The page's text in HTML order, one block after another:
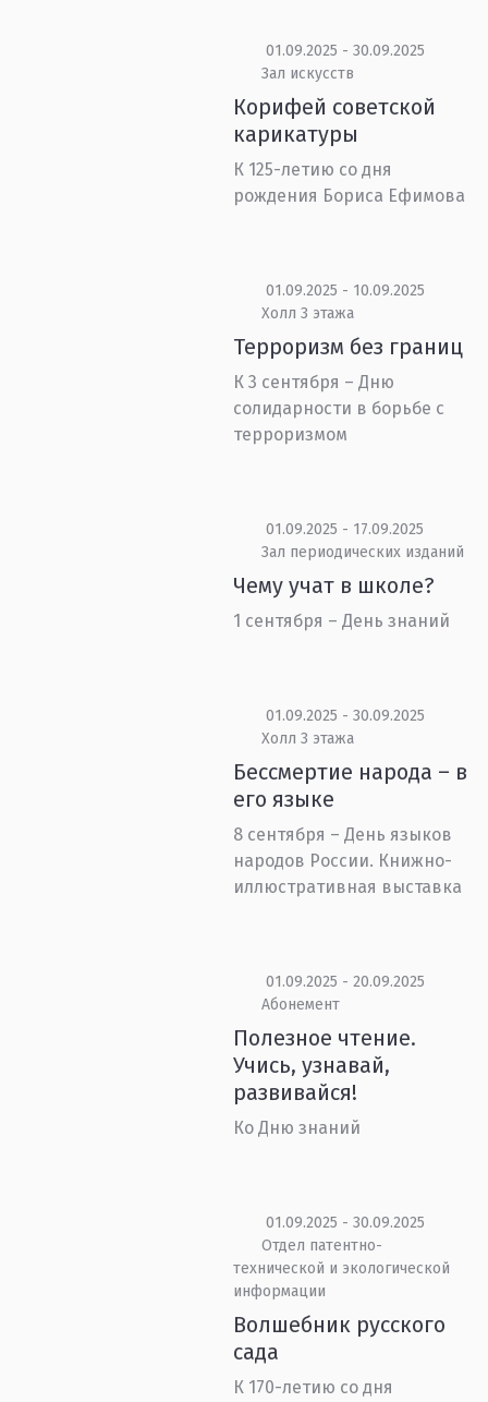
01.09.2025 - 30.09.2025
Зал искусств
Корифей советской
карикатуры
К 125-летию со дня
рождения Бориса Ефимова
01.09.2025 - 10.09.2025
Холл 3 этажа
Терроризм без границ
К 3 сентября – Дню
солидарности в борьбе с
терроризмом
01.09.2025 - 17.09.2025
Зал периодических изданий
Чему учат в школе?
1 сентября – День знаний
01.09.2025 - 30.09.2025
Холл 3 этажа
Бессмертие народа – в
его языке
8 сентября – День языков
народов России. Книжно-
иллюстративная выставка
01.09.2025 - 20.09.2025
Абонемент
Полезное чтение.
Учись, узнавай,
развивайся!
Ко Дню знаний
01.09.2025 - 30.09.2025
Отдел патентно-
технической и экологической
информации
Волшебник русского
сада
К 170-летию со дня